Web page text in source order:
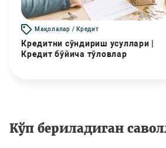
Мақолалар / Кредит
Кредитни сўндириш усуллари |
Кредит бўйича тўловлар
Кўп бериладиган